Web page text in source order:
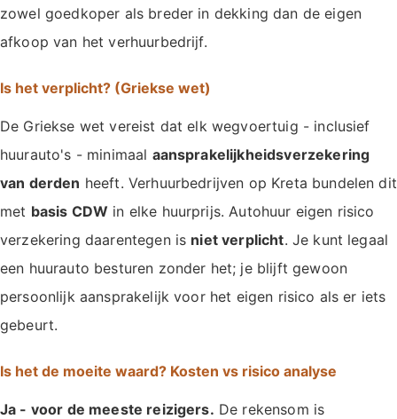
zowel goedkoper als breder in dekking dan de eigen
afkoop van het verhuurbedrijf.
Is het verplicht? (Griekse wet)
De Griekse wet vereist dat elk wegvoertuig - inclusief
huurauto's - minimaal aansprakelijkheidsverzekering
van derden heeft. Verhuurbedrijven op Kreta bundelen dit
met basis CDW in elke huurprijs. Autohuur eigen risico
verzekering daarentegen is niet verplicht. Je kunt legaal
een huurauto besturen zonder het; je blijft gewoon
persoonlijk aansprakelijk voor het eigen risico als er iets
gebeurt.
Is het de moeite waard? Kosten vs risico analyse
Ja - voor de meeste reizigers. De rekensom is